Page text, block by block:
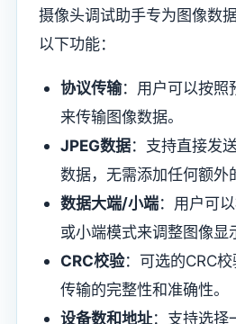
摄像头调试助手专为图像数
以下功能：
协议传输：用户可以按照
来传输图像数据。
JPEG数据：支持直接发
数据，无需添加任何额外
数据大端/小端：用户可
或小端模式来调整图像显
CRC校验：可选的CRC
传输的完整性和准确性。
设备数和地址：支持选择